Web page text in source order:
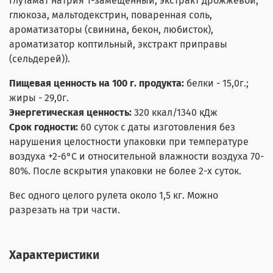
глюкоза, мальтодекстрин, поваренная соль,
ароматизаторы (свинина, бекон, любисток),
ароматизатор коптильный, экстракт приправы
(сельдерей)).
Пищевая ценность на 100 г. продукта: белки - 15,0г.;
жиры - 29,0г.
Энергетическая ценность: 320 ккал/1340 кДж
Срок годности: 60 суток с даты изготовления без
нарушения целостности упаковки при температуре
воздуха +2-6°С и относительной влажности воздуха 70-
80%. После вскрытия упаковки не более 2-х суток.
Вес одного целого рулета около 1,5 кг. Можно
разрезать на три части.
Характеристики